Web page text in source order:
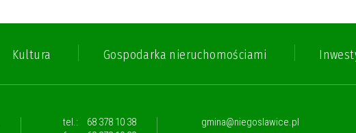
Kultura Gospodarka nieruchomościami
tel.:
68 378 10 38
gmina@niegoslawice.pl